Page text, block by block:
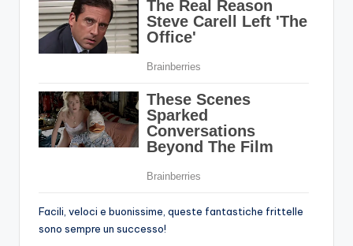
Facili, veloci e buonissime, queste fantastiche frittelle
sono sempre un successo!